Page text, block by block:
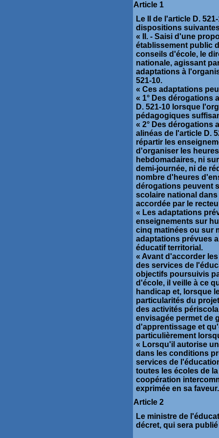
Article 1
Le II de l'article D.
dispositions
« II. - Saisi d'une
établissement public
conseils d'école, le
nationale, agissant
adaptations à
521-10.
« Ces adaptations
« 1° Des dérogations
D. 521-10 lorsque
pédagogiques
« 2° Des dérogations
alinéas de l'article D.
répartir les
d'organiser les
hebdomadaires, ni
demi-journée, ni de
nombre d'heures
dérogations peuvent
scolaire national
accordée par le
« Les adaptations
enseignements sur
cinq matinées ou sur
adaptations prévues
éducatif territorial.
« Avant d'accorder
des services de
objectifs poursuivis
d'école, il veille à ce
handicap et, lorsque
particularités du
des activités
envisagée permet de
d'apprentissage et
particulièrement
« Lorsqu'il autorise
dans les conditions
services de
toutes les écoles de
coopération
exprimée en sa
Article 2
Le ministre de
décret, qui sera